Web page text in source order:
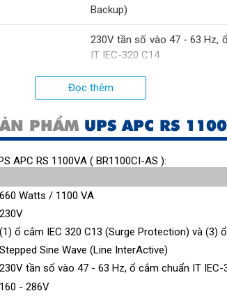
Backup)
230V tần số vào 47 - 63 Hz,
IT IEC-320 C14
15.2 minutes (330 Watts)
Cảnh báo âm thanh khi pin
tải, đèn LED hiển thị tình trạng
180 Joules, RJ-11
Có
Đọc thêm
PHẨM UPS APC RS
APC RS 1100VA ( BR1100CI-AS ):
660 Watts / 1100 VA
230V
(1) ổ cắm IEC 320 C13 (Surge Protection) và (3)
Stepped Sine Wave (Line InterActive)
230V tần số vào 47 - 63 Hz, ổ cắm chuẩn IT IEC-
160 - 286V